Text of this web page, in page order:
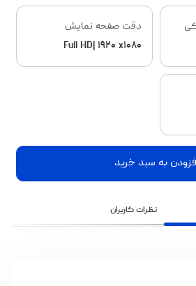
دقت صفحه نمایش
Full HD| ۱۹۲۰ x۱۰۸۰
به سبد خرید
نظرات کاربران